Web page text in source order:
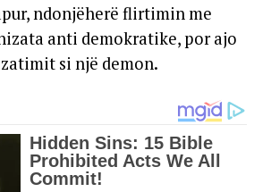
ndonjëherë flirtimin me
anti demokratike, por ajo
si një demon.